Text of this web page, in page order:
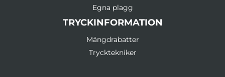
Egna plagg
TRYCKINFORMATION
Mängdrabatter
Trycktekniker